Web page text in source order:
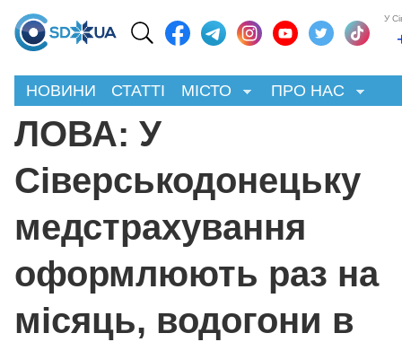
У
НОВИНИ СТАТТІ МІСТО ПРО НАС
ЛОВА: У
Сіверськодонецьку
медстрахування
оформлюють раз на
місяць, водогони в